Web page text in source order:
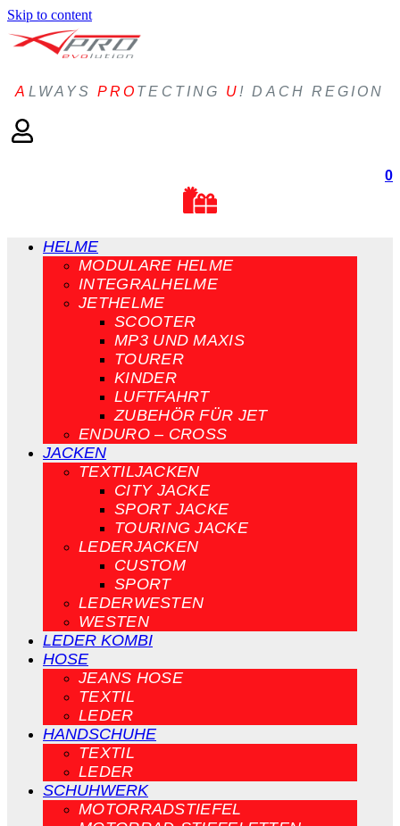
Skip to content
A LWAYSPRO TECTING U! DACH REGION
0
HELME
MODULARE HELME
INTEGRALHELME
JETHELME
SCOOTER
MP3 UND MAXIS
TOURER
KINDER
LUFTFAHRT
ZUBEHÖR FÜR JET
ENDURO – CROSS
JACKEN
TEXTILJACKEN
CITY JACKE
SPORT JACKE
TOURING JACKE
LEDERJACKEN
CUSTOM
SPORT
LEDERWESTEN
WESTEN
LEDER KOMBI
HOSE
JEANS HOSE
TEXTIL
LEDER
HANDSCHUHE
TEXTIL
LEDER
SCHUHWERK
MOTORRADSTIEFEL